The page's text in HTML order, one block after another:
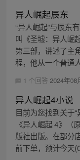
异人崛起辰东
“异人崛起”与辰东
叫《圣墟：异人崛
第三部，讲述了主
程，他从一个普通
1 个回答 2024年08
异人崛起4小说
目前为您找到关于
《异人崛起 4》（
版社出版。在部分
前下单，预计今天